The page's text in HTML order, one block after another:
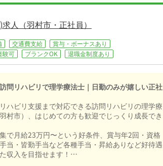
人（羽村市・正社員）
交通費支給
賞与・ボーナスあり
験可 ブランクOK 退職金制度あり
訪問リハビリで理学療法士｜日勤のみが嬉しい正社
ハビリ支援まで対応できる訪問リハビリの理学療
村市）、はじめての方も歓迎でじっくり成長でき
で月給23万円〜という好条件、賞与年2回・資格
当・皆勤手当など各種手当・昇給ありなど好待遇
収入を目指せます！